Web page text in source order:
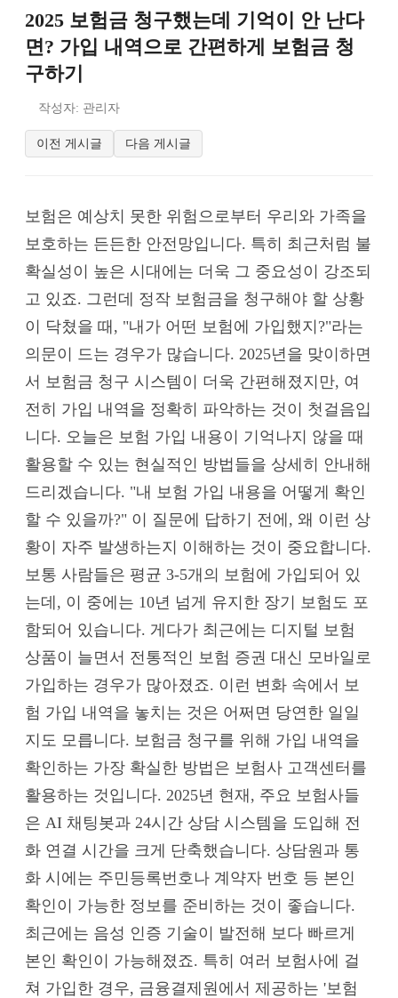
2025 보험금 청구했는데 기억이 안 난다
면? 가입 내역으로 간편하게 보험금 청
구하기
작성자: 관리자
이전 게시글 다음 게시글
보험은 예상치 못한 위험으로부터 우리와 가족을
보호하는 든든한 안전망입니다. 특히 최근처럼 불
확실성이 높은 시대에는 더욱 그 중요성이 강조되
고 있죠. 그런데 정작 보험금을 청구해야 할 상황
이 닥쳤을 때, "내가 어떤 보험에 가입했지?"라는
의문이 드는 경우가 많습니다. 2025년을 맞이하면
서 보험금 청구 시스템이 더욱 간편해졌지만, 여
전히 가입 내역을 정확히 파악하는 것이 첫걸음입
니다. 오늘은 보험 가입 내용이 기억나지 않을 때
활용할 수 있는 현실적인 방법들을 상세히 안내해
드리겠습니다. "내 보험 가입 내용을 어떻게 확인
할 수 있을까?" 이 질문에 답하기 전에, 왜 이런 상
황이 자주 발생하는지 이해하는 것이 중요합니다.
보통 사람들은 평균 3-5개의 보험에 가입되어 있
는데, 이 중에는 10년 넘게 유지한 장기 보험도 포
함되어 있습니다. 게다가 최근에는 디지털 보험
상품이 늘면서 전통적인 보험 증권 대신 모바일로
가입하는 경우가 많아졌죠. 이런 변화 속에서 보
험 가입 내역을 놓치는 것은 어쩌면 당연한 일일
지도 모릅니다. 보험금 청구를 위해 가입 내역을
확인하는 가장 확실한 방법은 보험사 고객센터를
활용하는 것입니다. 2025년 현재, 주요 보험사들
은 AI 채팅봇과 24시간 상담 시스템을 도입해 전
화 연결 시간을 크게 단축했습니다. 상담원과 통
화 시에는 주민등록번호나 계약자 번호 등 본인
확인이 가능한 정보를 준비하는 것이 좋습니다.
최근에는 음성 인증 기술이 발전해 보다 빠르게
본인 확인이 가능해졌죠. 특히 여러 보험사에 걸
쳐 가입한 경우, 금융결제원에서 제공하는 '보험